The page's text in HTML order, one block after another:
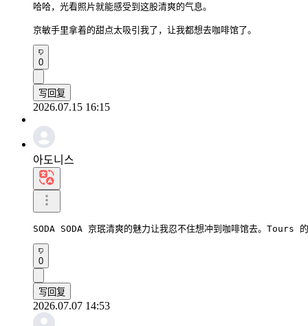
哈哈，光看照片就能感受到这股清爽的气息。
京敏手里拿着的甜点太吸引我了，让我都想去咖啡馆了。
0
写回复
2026.07.15 16:15
아도니스
SODA SODA 京珉清爽的魅力让我忍不住想冲到咖啡馆去。Tours
0
写回复
2026.07.07 14:53